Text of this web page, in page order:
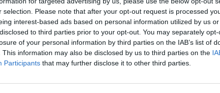
selection. Please note that after your opt-out request is processed
interest-based ads based on personal information utilized by us
to third parties prior to your opt-out. You may separately
of your personal information by third parties on the IAB’s list of
This information may also be disclosed by us to third parties on the
Participants that may further disclose it to other third parties.
įtarimai kyšininkavimas